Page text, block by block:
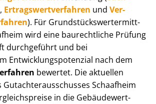
, Er­trags­wert­ver­fah­ren und Ver­
). Für Grund­stücks­wert­ermitt­
wird eine baurechtliche Prüfung
durchgeführt und bei
Ent­wick­lungs­po­ten­zi­al nach dem
bewertet. Die aktuellen
Schaafheim
in die Ge­bäu­de­wert­